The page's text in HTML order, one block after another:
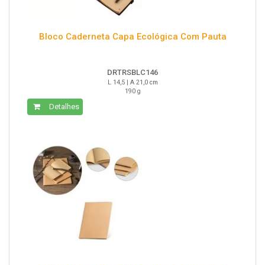
Bloco Caderneta Capa Ecológica Com Pauta
DRTRSBLC146
L 14,5 | A 21,0 cm
190 g
Detalhes